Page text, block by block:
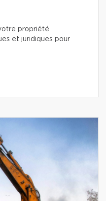
propriété
et juridiques pour